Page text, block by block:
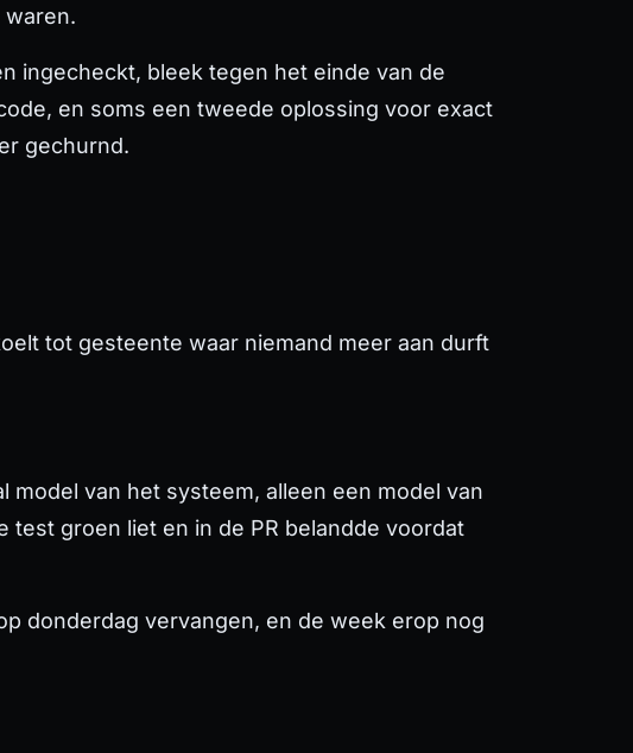
ingecheckt, bleek tegen het einde van de
en soms een tweede oplossing voor exact
gechurnd.
tot gesteente waar niemand meer aan durft
van het systeem, alleen een model van
test groen liet en in de PR belandde voordat
donderdag vervangen, en de week erop nog